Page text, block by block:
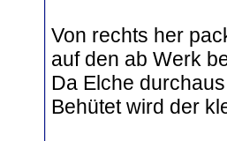
Von rechts her
auf den ab Werk
Da Elche
Behütet wird der